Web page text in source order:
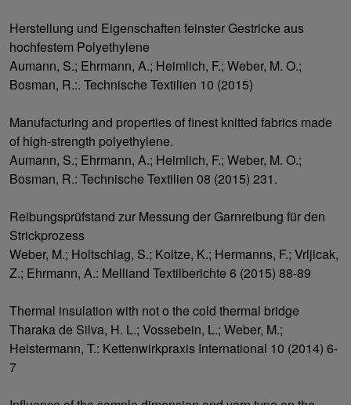
Herstellung und Eigenschaften feinster Gestricke aus
hochfestem Polyethylene
Aumann, S.; Ehrmann, A.; Heimlich, F.; Weber, M. O.;
Bosman, R.:. Technische Textilien 10 (2015)
Manufacturing and properties of finest knitted fabrics made
of high-strength polyethylene.
Aumann, S.; Ehrmann, A.; Heimlich, F.; Weber, M. O.;
Bosman, R.: Technische Textilien 08 (2015) 231.
Reibungsprüfstand zur Messung der Garnreibung für den
Strickprozess
Weber, M.; Holtschlag, S.; Koltze, K.; Hermanns, F.; Vrljicak,
Z.; Ehrmann, A.: Melliand Textilberichte 6 (2015) 88-89
Thermal insulation with not o the cold thermal bridge
Tharaka de Silva, H. L.; Vossebein, L.; Weber, M.;
Heistermann, T.: Kettenwirkpraxis International 10 (2014) 6-
7